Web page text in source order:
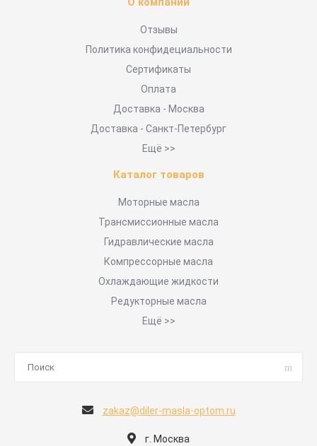
Отзывы
Политика конфидециальности
Сертификаты
Оплата
Доставка - Москва
Доставка - Санкт-Петербург
Ещё >>
Каталог товаров
Моторные масла
Трансмиссионные масла
Гидравлические масла
Компрессорные масла
Охлаждающие жидкости
Редукторные масла
Ещё >>
zakaz@diler-masla-optom.ru
г. Москва